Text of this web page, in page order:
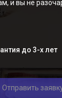
и вы не
до 3-х лет
Отправить